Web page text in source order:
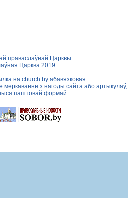
праваслаўнай Царквы
Царква 2019
на church.by абавязковая.
меркаванне з нагоды сайта або артыкулаў,
паштовай формай.